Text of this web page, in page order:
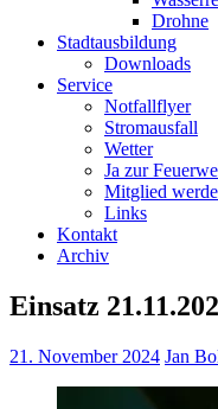
Drohne
Stadtausbildung
Downloads
Service
Notfallflyer
Stromausfall
Wetter
Ja zur
Mitglied
Links
Kontakt
Archiv
Einsatz
21. November 2024 Jan